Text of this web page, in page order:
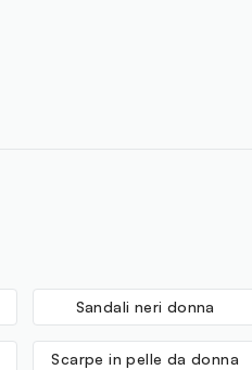
Sandali neri donna
Scarpe in pelle da donna